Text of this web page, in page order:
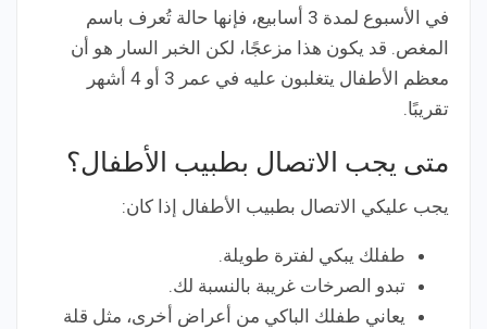
في الأسبوع لمدة 3 أسابيع، فإنها حالة تُعرف باسم
المغص. قد يكون هذا مزعجًا، لكن الخبر السار هو أن
معظم الأطفال يتغلبون عليه في عمر 3 أو 4 أشهر
تقريبًا.
متى يجب الاتصال بطبيب الأطفال؟
يجب عليكي الاتصال بطبيب الأطفال إذا كان:
طفلك يبكي لفترة طويلة.
تبدو الصرخات غريبة بالنسبة لك.
يعاني طفلك الباكي من أعراض أخرى، مثل قلة